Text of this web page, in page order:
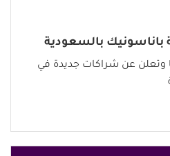
باناسونيك بالسعودية
وتعلن عن شراكات جديدة في